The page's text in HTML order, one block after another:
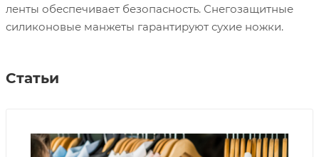
ленты обеспечивает безопасность. Снегозащитные
силиконовые манжеты гарантируют сухие ножки.
Статьи